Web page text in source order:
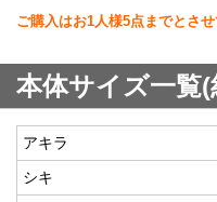
ご購入はお1人様5点までとさせ
本体サイズ一覧(
アキラ
シキ